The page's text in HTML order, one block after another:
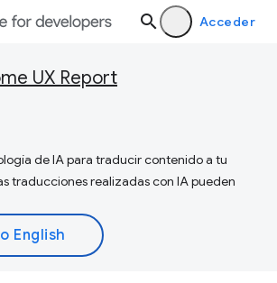
Acceder
UX Report
de IA para traducir contenido a tu
traducciones realizadas con IA pueden